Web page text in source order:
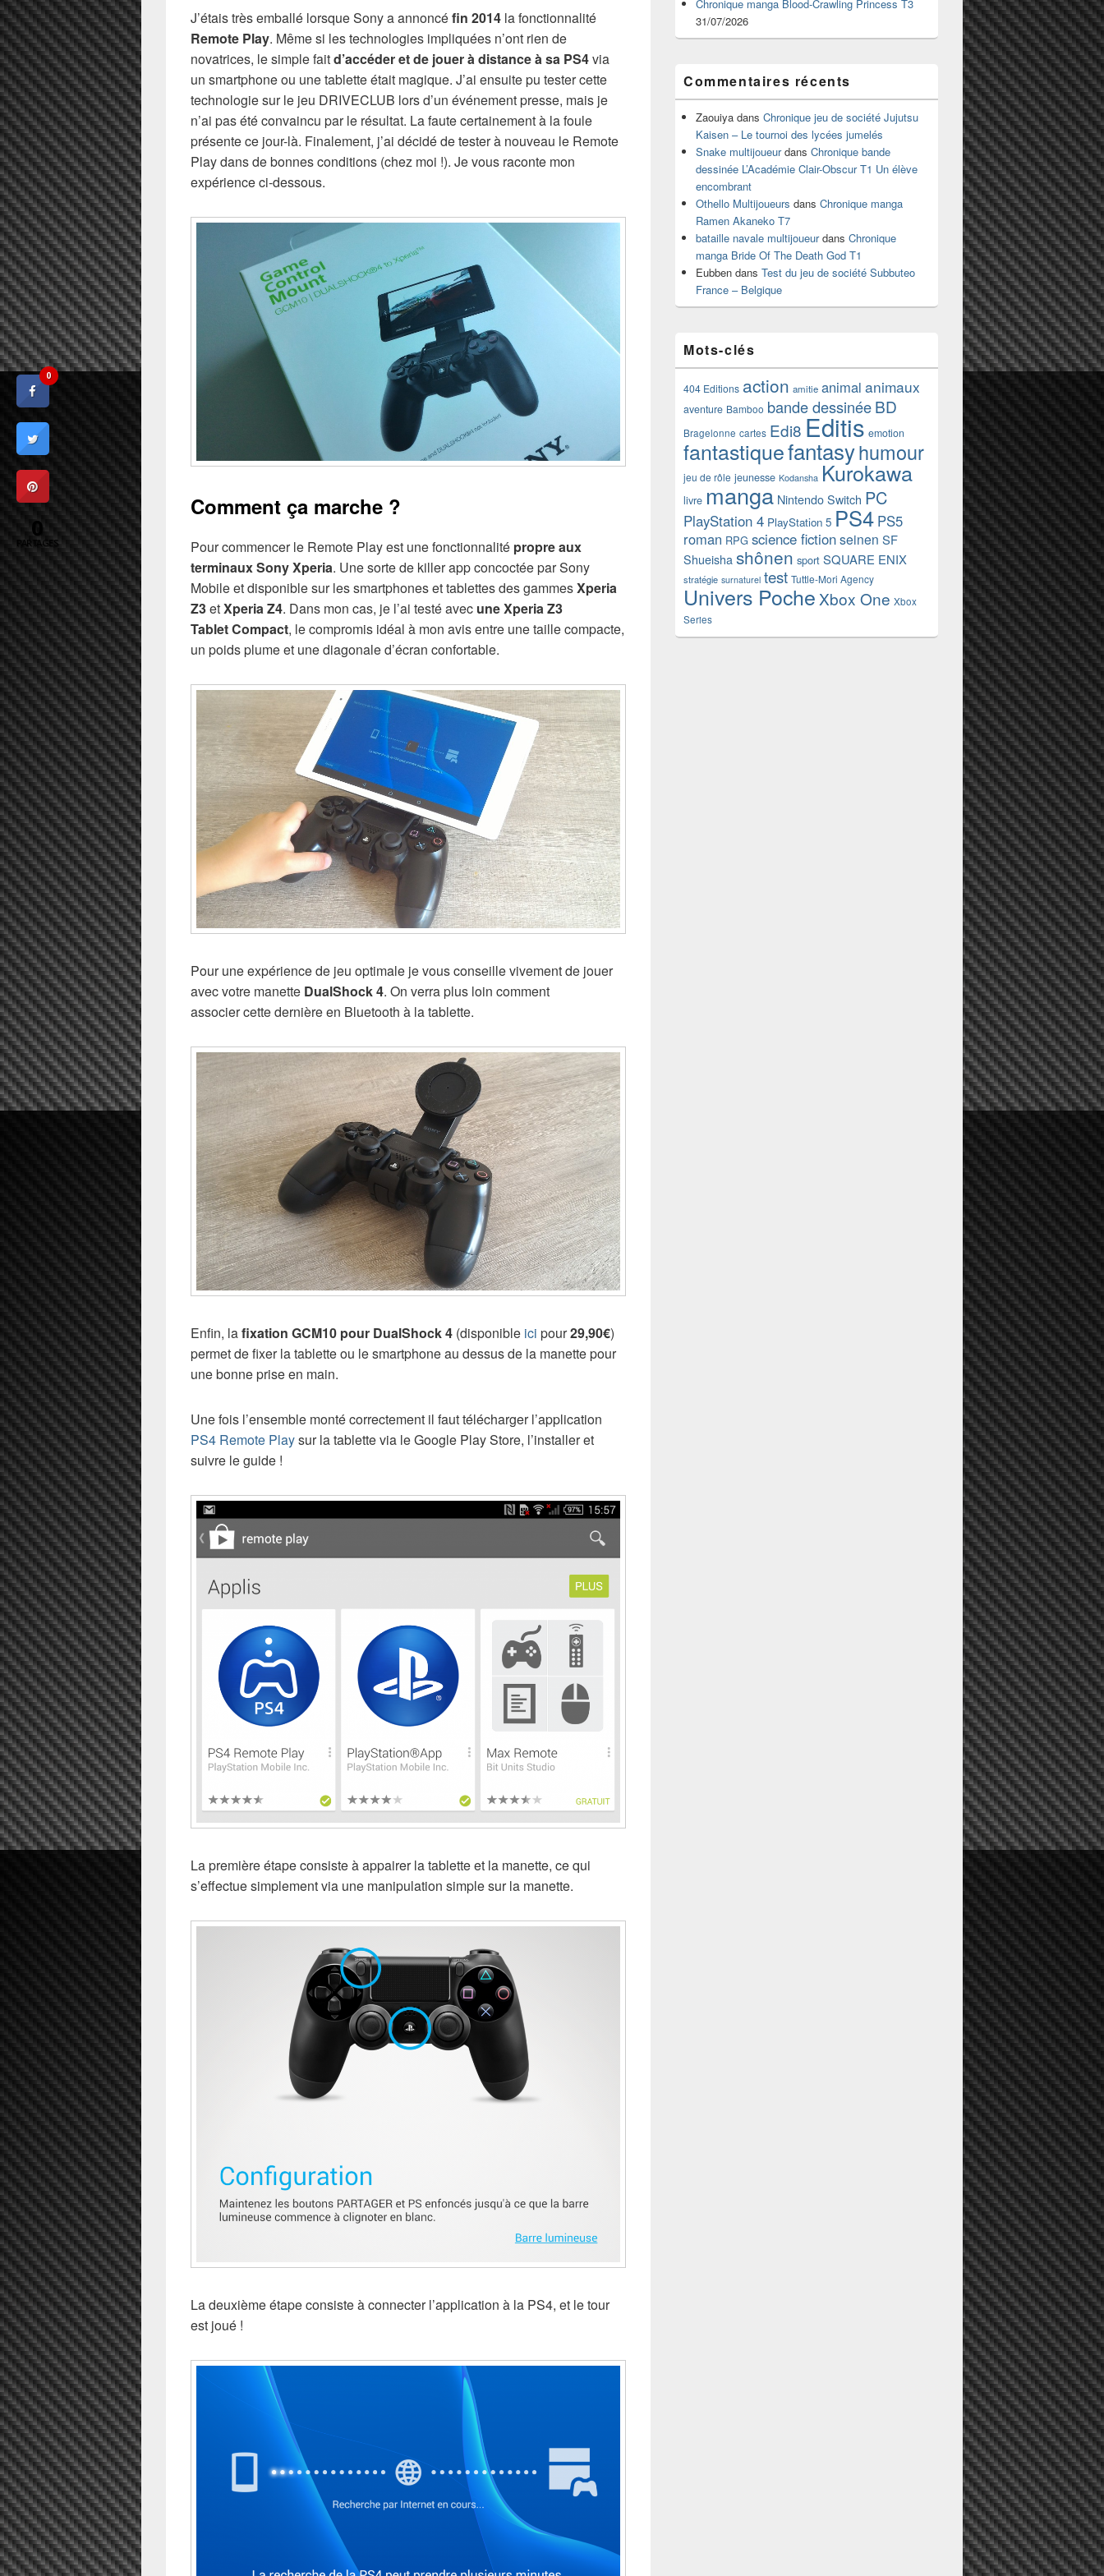
J’étais très emballé lorsque Sony a annoncéfin 2014 la fonctionnalité
Remote Play. Même si les technologies impliquées n’ont rien de
novatrices, le simple faitd’accéder et de jouer à distance à sa PS4via
un smartphone ou une tablette était magique. J’ai ensuite pu tester cette
technologie sur le jeu DRIVECLUB lors d’un événement presse, mais je
n’ai pas été convaincu par le résultat. La faute certainement à la foule
présente ce jour-là. Finalement, j’ai décidé de tester à nouveau le Remote
Play dans de bonnes conditions (chez moi !). Je vous raconte mon
expérience ci-dessous.
Comment ça marche ?
Pour commencer le Remote Play est une fonctionnalité propre aux
terminaux Sony Xperia. Une sorte de killer app concoctée par Sony
Mobile et disponible sur les smartphones et tablettes des gammesXperia
Z3etXperia Z4. Dans mon cas, je l’ai testé avec une Xperia Z3
Tablet Compact, le compromis idéal à mon avis entre une taille compacte,
un poids plume et une diagonale d’écran confortable.
Pour une expérience de jeu optimale je vous conseille vivement de jouer
avec votre manette DualShock 4. On verra plus loin comment
associer cette dernière en Bluetooth à la tablette.
Enfin, lafixation GCM10 pour DualShock 4 (disponible ici pour29,90€)
permet de fixer la tablette ou le smartphone au dessus de la manette pour
une bonne prise en main.
Une fois l’ensemble monté correctement il faut télécharger l’application
PS4 Remote Playsur la tablette via le Google Play Store, l’installer et
suivre le guide !
La première étape consiste à appairer la tablette et la manette, ce qui
s’effectue simplement via une manipulation simple sur la manette.
La deuxième étape consiste à connecter l’application à la PS4, et le tour
est joué !
Chronique manga Blood-Crawling Princess T3
31/07/2026
Commentaires récents
Zaouiya dans Chronique jeu de société Jujutsu
Kaisen – Le tournoi des lycées jumelés
Snake multijoueurdans Chronique bande
dessinée L’Académie Clair-Obscur T1 Un élève
encombrant
Othello Multijoueurs dans Chronique manga
Ramen Akaneko T7
bataille navale multijoueurdans Chronique
manga Bride Of The Death God T1
Eubben dans Test du jeu de société Subbuteo
France – Belgique
Mots-clés
404 Editions action amitie animal animaux
aventure Bamboo bande dessinéeBD
Bragelonne cartes Edi8 Editis emotion
fantastiquefantasyhumour
jeu de rôle jeunesse Kodansha Kurokawa
livre manga Nintendo Switch PC
PlayStation 4 PlayStation 5 PS4 PS5
roman RPG science fictionseinen SF
Shueisha shônen sport SQUARE ENIX
stratégie surnaturel test Tuttle-Mori Agency
Univers Poche Xbox One Xbox
Series
0
0
PARTAGES